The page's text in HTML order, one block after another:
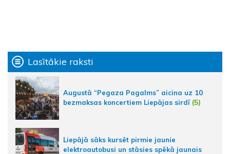
Lasītākie raksti
Augustā “Pegaza Pagalms” aicina uz 10
bezmaksas koncertiem Liepājas sirdī (5)
Liepājā sāks kursēt pirmie jaunie
elektroautobusi un stāsies spēkā jaunais